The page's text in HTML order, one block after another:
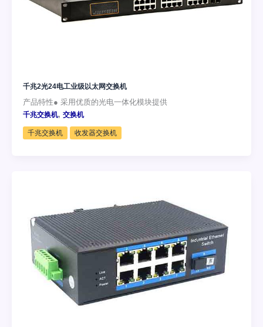
千兆2光24电工业级以太网交换机
产品特性● 采用优质的光电一体化模块提供
千兆交换机, 交换机
千兆交换机 收发器交换机